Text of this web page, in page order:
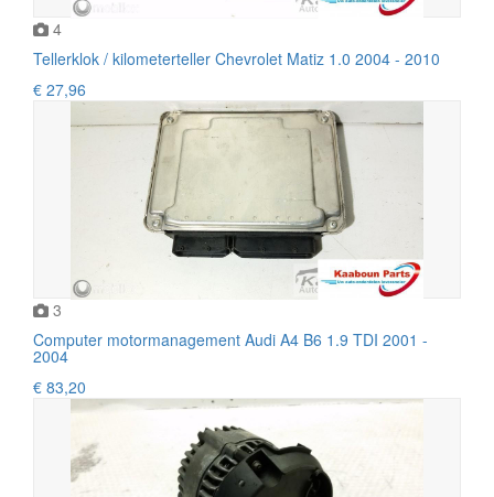
4
Tellerklok / kilometerteller Chevrolet Matiz 1.0 2004 - 2010
€ 27,96
3
Computer motormanagement Audi A4 B6 1.9 TDI 2001 -
2004
€ 83,20